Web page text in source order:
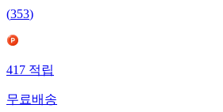
(353)
417적립
무료배송